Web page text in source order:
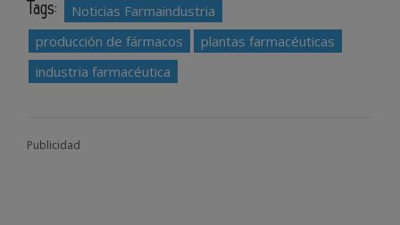
Tags:
Noticias Farmaindustria
producción de fármacos
plantas farmacéuticas
industria farmacéutica
Publicidad